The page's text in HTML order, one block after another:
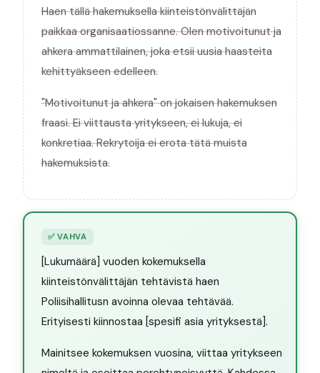
Haen tällä hakemuksella kiinteistönvälittäjän
paikkaa organisaatiossanne. Olen motivoitunut ja
ahkera ammattilainen, joka etsii uusia haasteita
kehittyäkseen edelleen.
"Motivoitunut ja ahkera" on jokaisen hakemuksen
fraasi. Ei viittausta yritykseen, ei lukuja, ei
konkretiaa. Rekrytoija ei erota tätä muista
hakemuksista.
✅VAHVA
[Lukumäärä] vuoden kokemuksella
kiinteistönvälittäjän tehtävistä haen
Poliisihallitusn avoinna olevaa tehtävää.
Erityisesti kiinnostaa [spesifi asia yrityksestä].
Mainitsee kokemuksen vuosina, viittaa yritykseen